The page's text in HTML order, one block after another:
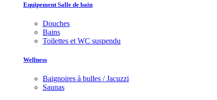
Equipement Salle de bain
Douches
Bains
Toilettes et WC suspendu
Wellness
Baignoires à bulles / Jacuzzi
Saunas